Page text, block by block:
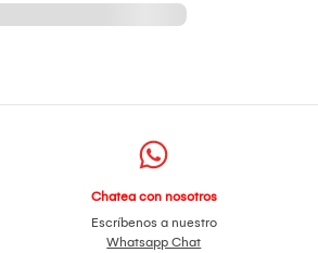
Chatea con nosotros
Escríbenos a nuestro
Whatsapp Chat